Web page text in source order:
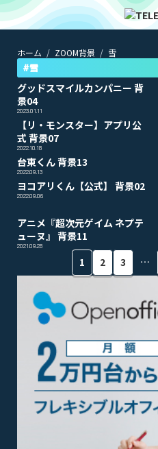
ホーム ZOOM背景 雪
#雪
グッドスマイルカンパニー 背
景04
2023.01.11
【リ・モンスター】アプリ公
式 背景07
2022.10.18
台東くん 背景13
2022.09.13
ヨコアリくん【公式】 背景02
2022.09.06
アニメ『超次元ゲイム ネプテ
ューヌ』 背景11
2021.09.28
1 2 3 …